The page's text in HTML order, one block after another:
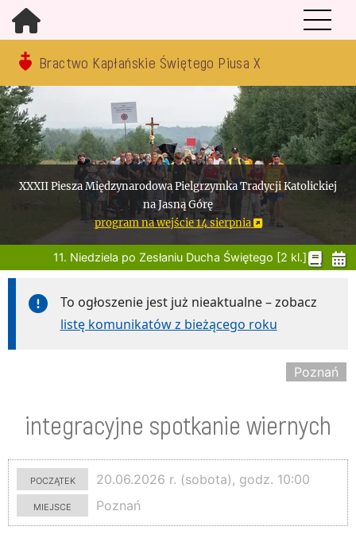
Bractwo Kapłańskie Świętego Piusa X
XXXII Piesza Międzynarodowa Pielgrzymka Tradycji Katolickiej
na Jasną Górę
program na wejście 14 sierpnia
11. Niedziela po Zesłaniu Ducha Świętego [2 kl.]
To ogłoszenie jest już nieaktualne – zobacz
listę komunikatów z bieżącego roku
Poznań
integracyjne spotkanie wiernych
początek
20.06.2026 r. (sobota), godz. 10:00
miejsce
Poznań